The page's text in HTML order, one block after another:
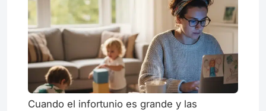
Cuando el infortunio es grande y las